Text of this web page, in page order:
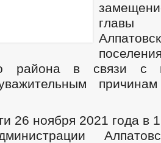
главы
района в связи с
26 ноября 2021 года в